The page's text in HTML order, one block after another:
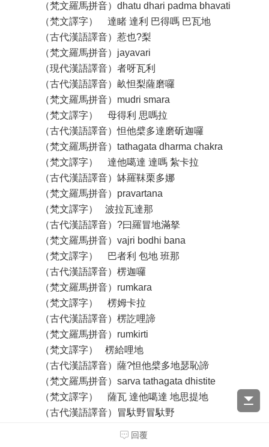
（梵文羅馬拼音）dhatu dhari padma bhavati
（梵文譯字） 達睹 達利 巴得嗎 巴瓦地
（古代漢語譯音）惹也?梨
（梵文羅馬拼音）jayavari
（現代漢語譯音）者呀瓦利
（古代漢語譯音）畝怛梨薩磨囉
（梵文羅馬拼音）mudri smara
（梵文譯字） 母得利 思嗎拉
（古代漢語譯音）怛他檗多達磨斫迦囉
（梵文羅馬拼音）tathagata dharma chakra
（梵文譯字） 達他噶達 達嗎 紮卡拉
（古代漢語譯音）缽羅靺栗多娜
（梵文羅馬拼音）pravartana
（梵文譯字） 波拉瓦達那
（古代漢語譯音）?曰羅冒地滿拏
（梵文羅馬拼音）vajri bodhi bana
（梵文譯字） 巴者利 包地 班那
（古代漢語譯音）楞迦囉
（梵文羅馬拼音）rumkara
（梵文譯字） 楞姆卡拉
（古代漢語譯音）楞訖哩諦
（梵文羅馬拼音）rumkirti
（梵文譯字） 楞給哩地
（古代漢語譯音）薩?怛他檗多地瑟恥諦
（梵文羅馬拼音）sarva tathagata dhistite
（梵文譯字） 薩瓦 達他噶達 地思提地
（古代漢語譯音）冒馱野冒馱野
回覆